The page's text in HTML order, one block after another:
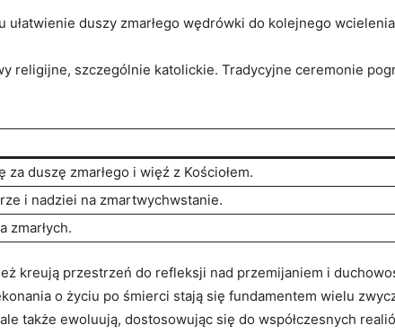
ułatwienie duszy zmarłego wędrówki do kolejnego
religijne, szczególnie katolickie. Tradycyjne ceremonie
duszę zmarłego i więź z Kościołem.
i nadziei na zmartwychwstanie.
zmarłych.
kreują przestrzeń do refleksji nad przemijaniem i
o życiu po śmierci stają się fundamentem wielu
także ewoluują, dostosowując się do współczesnych